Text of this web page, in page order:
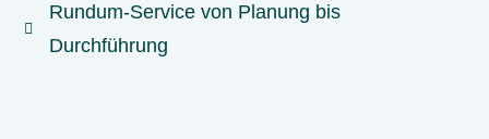
Rundum-Service von Planung bis
Durchführung